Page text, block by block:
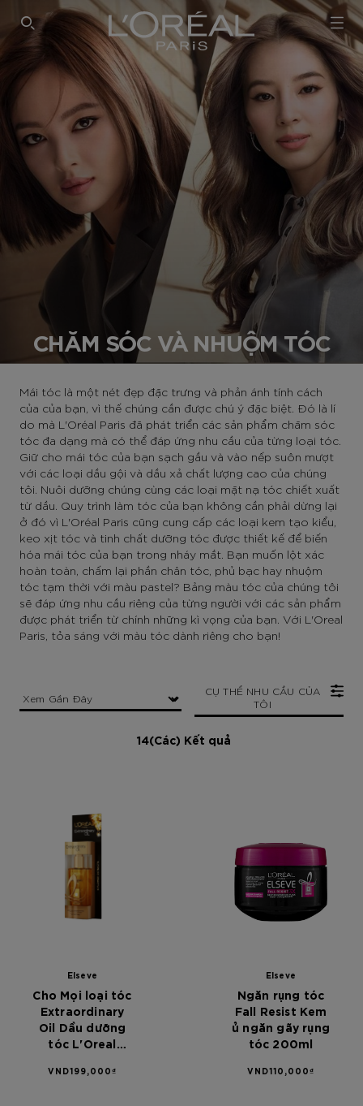
SEARCH THIS SITE
CHĂM SÓC VÀ NHUỘM TÓC
Mái tóc là một nét đẹp đặc trưng và phản ánh tính cách
của của bạn, vì thế chúng cần được chú ý đặc biệt. Đó là lí
do mà L'Oréal Paris đã phát triển các sản phẩm chăm sóc
tóc đa dạng mà có thể đáp ứng nhu cầu của từng loại tóc.
Giữ cho mái tóc của bạn sạch gầu và vào nếp suôn mượt
với các loại dầu gội và dầu xả chất lượng cao của chúng
tôi. Nuôi dưỡng chúng cùng các loại mặt nạ tóc chiết xuất
từ dầu. Quy trình làm tóc của bạn không cần phải dừng lại
ở đó vì L'Oréal Paris cũng cung cấp các loại kem tạo kiểu,
keo xịt tóc và tinh chất dưỡng tóc được thiết kế để biến
hóa mái tóc của bạn trong nháy mắt. Bạn muốn lột xác
hoàn toàn, chấm lại phần chân tóc, phủ bạc hay nhuộm
tóc tạm thời với màu pastel? Bảng màu tóc của chúng tôi
sẽ đáp ứng nhu cầu riêng của từng người với các sản phẩm
được phát triển từ chính những kì vọng của bạn. Với L'Oreal
Paris, tỏa sáng với màu tóc dành riêng cho bạn!
14(Các) Kết quả
CỤ THỂ NHU CẦU CỦA
TÔI
Elseve
Cho Mọi loại tóc
Extraordinary
Oil Dầu dưỡng
tóc L'Oreal
Extraordinary
VND199,000₫
Elseve
Ngăn rụng tóc
Fall Resist Kem
ủ ngăn gãy rụng
tóc 200ml
VND110,000₫